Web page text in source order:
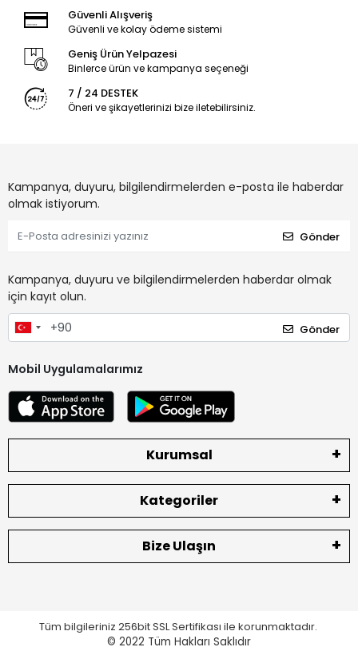
Güvenli Alışveriş
Güvenli ve kolay ödeme sistemi
Geniş Ürün Yelpazesi
Binlerce ürün ve kampanya seçeneği
7 / 24 DESTEK
Öneri ve şikayetlerinizi bize iletebilirsiniz.
Kampanya, duyuru, bilgilendirmelerden e-posta ile haberdar
olmak istiyorum.
Gönder
Kampanya, duyuru ve bilgilendirmelerden haberdar olmak
için kayıt olun.
Gönder
Mobil Uygulamalarımız
Kurumsal
Kategoriler
Bize Ulaşın
Tüm bilgileriniz 256bit SSL Sertifikası ile korunmaktadır.
© 2022 Tüm Hakları Saklıdır